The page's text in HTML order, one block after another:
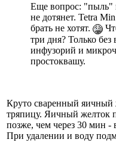
Еще вопрос: "пыль"
не дотянет. Tetra
брать не хотят.
три дня? Только без
инфузорий и
простоквашу.
Круто сваренный яичный
тряпицу. Яичный желток
позже, чем через 30 мин -
При удалении и воду